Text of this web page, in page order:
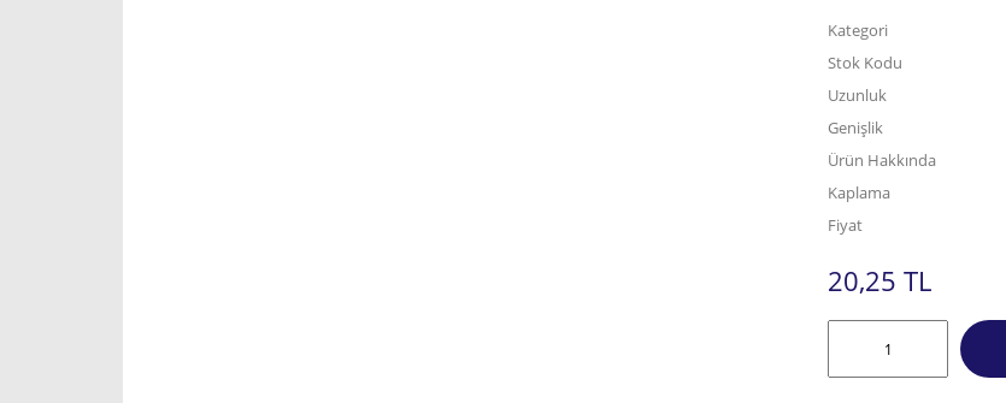
Kategori
Stok Kodu
Uzunluk
Genişlik
Ürün Hakkında
Kaplama
Fiyat
20,25 TL